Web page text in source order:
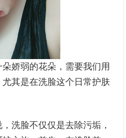
娇弱的花朵，需要我们用
其是在洗脸这个日常护肤
脸不仅仅是去除污垢，